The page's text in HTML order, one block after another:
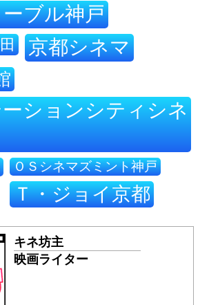
ブル神戸
京都シネマ
ションシティシネ
ＯＳシネマズミント神戸
Ｔ・ジョイ京都
キネ坊主
映画ライター